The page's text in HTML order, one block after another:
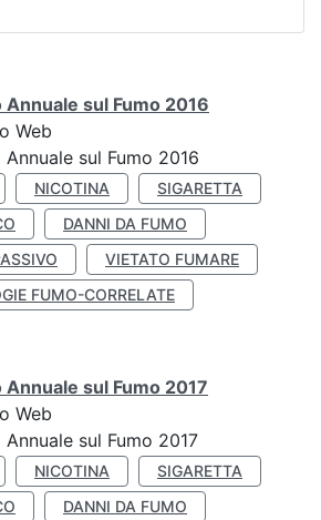
Annuale sul Fumo 2016
Web
sul Fumo 2016
NICOTINA
SIGARETTA
DANNI DA FUMO
VIETATO FUMARE
FUMO-CORRELATE
Annuale sul Fumo 2017
Web
sul Fumo 2017
NICOTINA
SIGARETTA
DANNI DA FUMO